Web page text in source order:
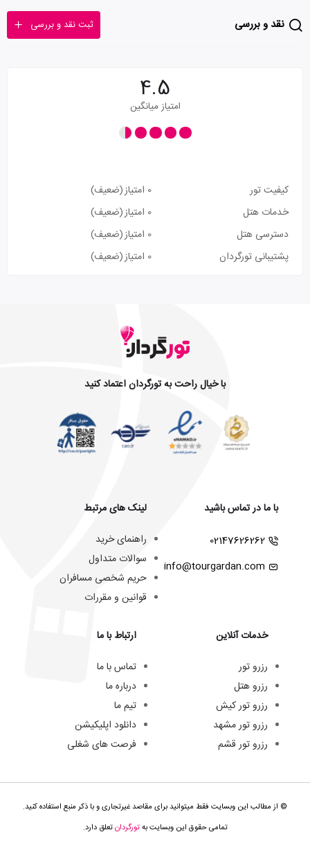
نقد و بررسی ثبت نقد و بررسی
4.5
امتیاز میانگین
کیفیت تور 0 امتیاز
(ضعیف)
خدمات هتل
0 امتیاز
(ضعیف)
دسترسی هتل
0 امتیاز
(ضعیف)
پشتیبانی تورگردان
0 امتیاز (ضعیف)
با خیال راحت به تورگردان اعتماد کنید
با ما در تماس باشید
02147626262
info@tourgardan.com
خدمات آنلاین
رزرو تور
رزرو هتل
رزرو تور کیش
رزرو تور مشهد
رزرو تور قشم
لینک های مرتبط
راهنمای خرید
سوالات متداول
حریم شخصی مسافران
قوانین و مقررات
ارتباط با ما
تماس با ما
درباره ما
تیم ما
دانلود اپلیکیشن
فرصت های شغلی
© از مطالب این وبسایت فقط میتوانید برای مقاصد غیرتجاری و با ذکر منبع استفاده کنید.
تمامی حقوق این وبسایت بهتورگردانتعلق دارد.